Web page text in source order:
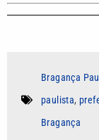
Bragança
paulista,
Bragança